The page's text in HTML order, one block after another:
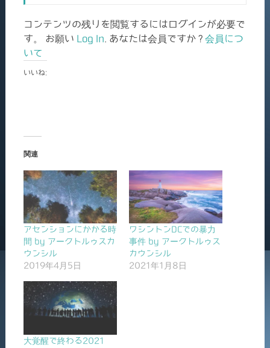
コンテンツの残りを閲覧するにはログインが必要で
す。 お願い Log In . あなたは会員ですか ? 会員につ
いて
いいね:
関連
アセンションにかかる時
間 by アークトルゥスカ
ウンシル
2019年4月5日
ワシントンDCでの暴力
事件 by アークトルゥス
カウンシル
2021年1月8日
大覚醒で終わる2021